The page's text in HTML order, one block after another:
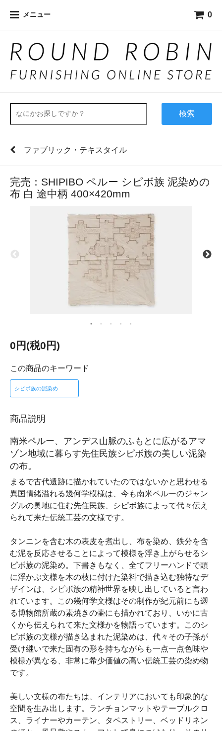
メニュー 0
検索
ファブリック・テキスタイル
完売：SHIPIBO ペルー シピボ族 泥染めの
布 白 途中柄 400×420mm
0円(税0円)
この商品のキーワード
シピボ族の泥染め
商品説明
南米ペルー、アンデス山脈のふもとに広がるアマ
ゾン地域に暮らす先住民族シピボ族の美しい泥染
の布。
まるで古代遺跡に描かれていたのではないかと思わせる
異国情緒溢れる幾何学模様は、今も南米ペルーのジャン
グルの奥地に住む先住民族、シピボ族によって代々伝え
られて来た伝統工芸の文様です。
タンニンを含む木の表皮を煮出し、布を染め、鉄分を含
む泥を反応させることによって模様を浮き上がらせるシ
ピボ族の泥染め。下書きもなく、全てフリーハンドで頭
に浮かぶ文様を木の枝に付けた染料で描き込む独特なデ
ザインは、シピボ族の精神世界を映し出していると言わ
れています。この幾何学文様はその制作が紀元前にも遡
る博物館所蔵の素焼きの壷にも描かれており、いかに古
くから伝えられて来た文様かを物語っています。このシ
ピボ族の文様が描き込まれた泥染めは、代々その子孫が
受け継いで来た固有の形を持ちながらも一点一点色味や
模様が異なる、非常に希少価値の高い伝統工芸の染め物
です。
美しい文様の布たちは、インテリアにおいても印象的な
空間を生み出します。ランチョンマットやテーブルクロ
ス、ライナーやカーテン、タペストリー、ベッドリネン